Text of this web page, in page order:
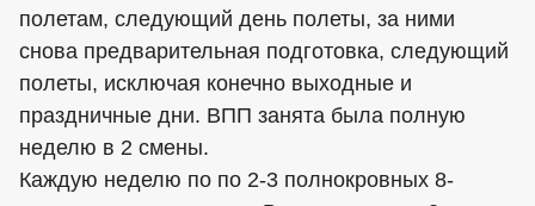
полетам, следующий день полеты, за ними
снова предварительная подготовка, следующий
полеты, исключая конечно выходные и
праздничные дни. ВПП занята была полную
неделю в 2 смены.
Каждую неделю по по 2-3 полнокровных 8-